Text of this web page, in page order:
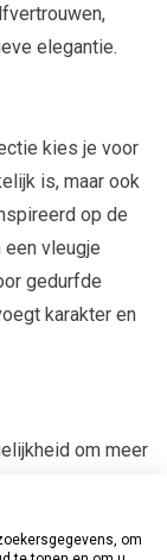
elegantie.
kies je voor
is, maar ook
op de
vleugje
gedurfde
karakter en
om meer
een stijlvolle en
om